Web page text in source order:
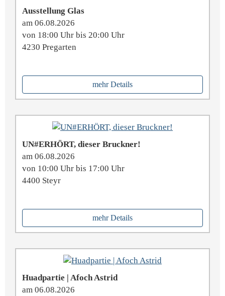
Ausstellung Glas
am 06.08.2026
von 18:00 Uhr bis 20:00 Uhr
4230 Pregarten
mehr Details
UN#ERHÖRT, dieser Bruckner!
am 06.08.2026
von 10:00 Uhr bis 17:00 Uhr
4400 Steyr
mehr Details
Huadpartie | Afoch Astrid
am 06.08.2026